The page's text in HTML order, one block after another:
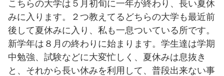
こちらの大学は５月初旬に一年が終わり、長い夏休
みに入ります。２つ教えてるどちらの大学も最近前
後して夏休みに入り、私も一息ついている所です。
新学年は８月の終わりに始まります。学生達は学期
中勉強、試験などに大変忙しく、夏休みは息抜き
と、それから長い休みを利用して、普段出来ない事